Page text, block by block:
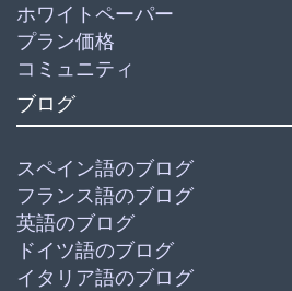
ホワイトペーパー
プラン価格
コミュニティ
ブログ
スペイン語のブログ
フランス語のブログ
英語のブログ
ドイツ語のブログ
イタリア語のブログ